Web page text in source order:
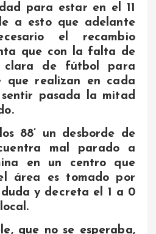
para estar en el 11
a esto que adelante
el recambio
que con la falta de
clara de fútbol para
que realizan en cada
pasada la mitad
88’ un desborde de
mal parado a
en un centro que
área es tomado por
y decreta el 1 a 0
que no se esperaba,